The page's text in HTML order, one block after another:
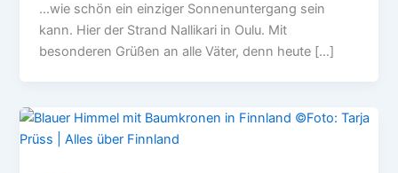
…wie schön ein einziger Sonnenuntergang sein
kann. Hier der Strand Nallikari in Oulu. Mit
besonderen Grüßen an alle Väter, denn heute […]